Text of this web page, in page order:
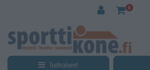
0
Tuotealueet